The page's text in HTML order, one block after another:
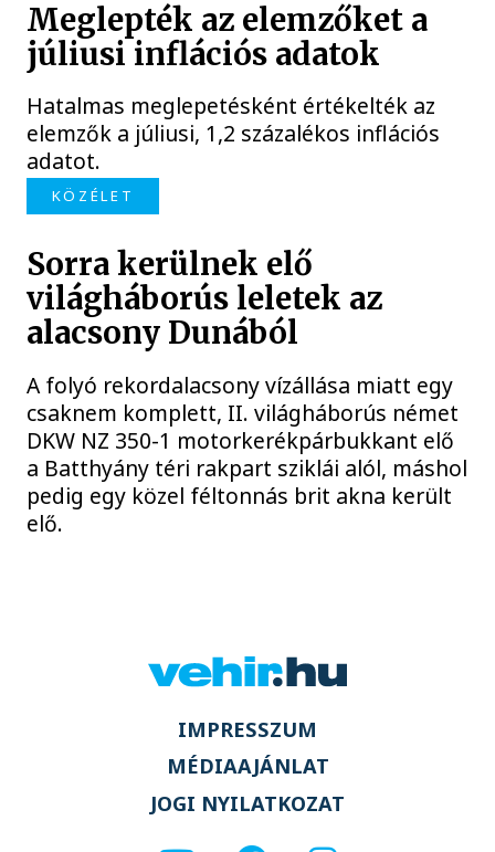
Meglepték az elemzőket a
júliusi inflációs adatok
Hatalmas meglepetésként értékelték az
elemzők a júliusi, 1,2 százalékos inflációs
adatot.
KÖZÉLET
Sorra kerülnek elő
világháborús leletek az
alacsony Dunából
A folyó rekordalacsony vízállása miatt egy
csaknem komplett, II. világháborús német
DKW NZ 350-1 motorkerékpárbukkant elő
a Batthyány téri rakpart sziklái alól, máshol
pedig egy közel féltonnás brit akna került
elő.
IMPRESSZUM
MÉDIAAJÁNLAT
JOGI NYILATKOZAT